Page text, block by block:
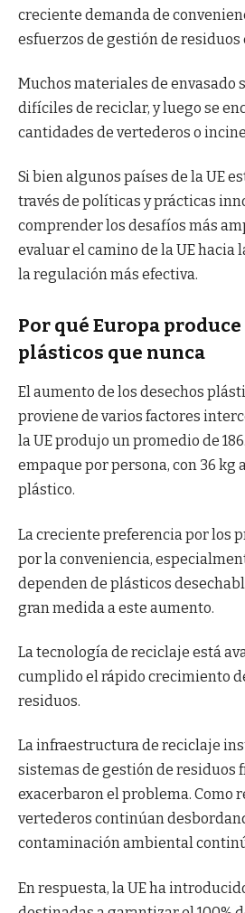
creciente demanda de
esfuerzos de gestión de residuos
Muchos materiales de envasado
difíciles de reciclar, y luego se
cantidades de vertederos o
Si bien algunos países de la UE
través de políticas y prácticas
comprender los desafíos más
evaluar el camino de la UE hacia
la regulación más efectiva.
Por qué Europa
plásticos que nunca
El aumento de los desechos
proviene de varios factores
la UE produjo un promedio de
empaque por persona, con 36 kg
plástico.
La creciente preferencia por los
​​por la conveniencia,
dependen de plásticos
gran medida a este aumento.
La tecnología de reciclaje está
cumplido el rápido crecimiento
residuos.
La infraestructura de reciclaje
sistemas de gestión de residuos
exacerbaron el problema. Como
vertederos continúan
contaminación ambiental
En respuesta, la UE ha